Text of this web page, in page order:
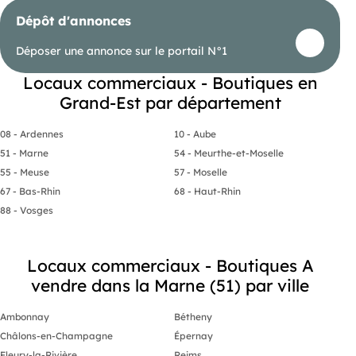
Dépôt d'annonces
Déposer une annonce sur le portail N°1
Locaux commerciaux - Boutiques en
Grand-Est par département
08 - Ardennes
10 - Aube
51 - Marne
54 - Meurthe-et-Moselle
55 - Meuse
57 - Moselle
67 - Bas-Rhin
68 - Haut-Rhin
88 - Vosges
Locaux commerciaux - Boutiques A
vendre dans la Marne (51) par ville
Ambonnay
Bétheny
Châlons-en-Champagne
Épernay